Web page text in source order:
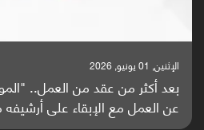
الإثنين, 25 مايو, 2026
باحثون من اليمن يدخلون سباق
واعدة منشورة عالميا (ترجمة)